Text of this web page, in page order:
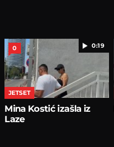
0:19
0
JETSET
Mina Kostić izašla iz
Laze